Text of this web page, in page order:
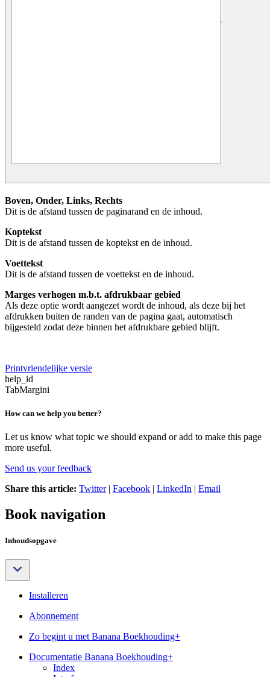
Boven, Onder, Links, Rechts
Dit is de afstand tussen de paginarand en de inhoud.
Koptekst
Dit is de afstand tussen de koptekst en de inhoud.
Voettekst
Dit is de afstand tussen de voettekst en de inhoud.
Marges verhogen m.b.t. afdrukbaar gebied
Als deze optie wordt aangezet wordt de inhoud, als deze bij het
afdrukken buiten de randen van de pagina gaat, automatisch
bijgesteld zodat deze binnen het afdrukbare gebied blijft.
Printvriendelijke versie
help_id
TabMargini
How can we help you better?
Let us know what topic we should expand or add to make this page
more useful.
Send us your feedback
Share this article: Twitter| Facebook | LinkedIn | Email
Book navigation
Inhoudsopgave
Installeren
Abonnement
Zo begint u met Banana Boekhouding+
Documentatie Banana Boekhouding+
Index